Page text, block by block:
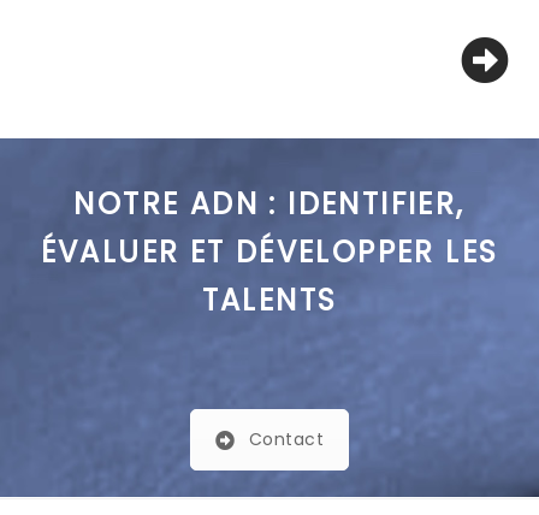
NOTRE ADN : IDENTIFIER,
ÉVALUER ET DÉVELOPPER LES
TALENTS
Contact